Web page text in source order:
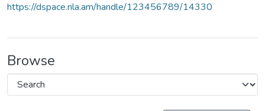
https://dspace.nla.am/handle/123456789/14330
Browse